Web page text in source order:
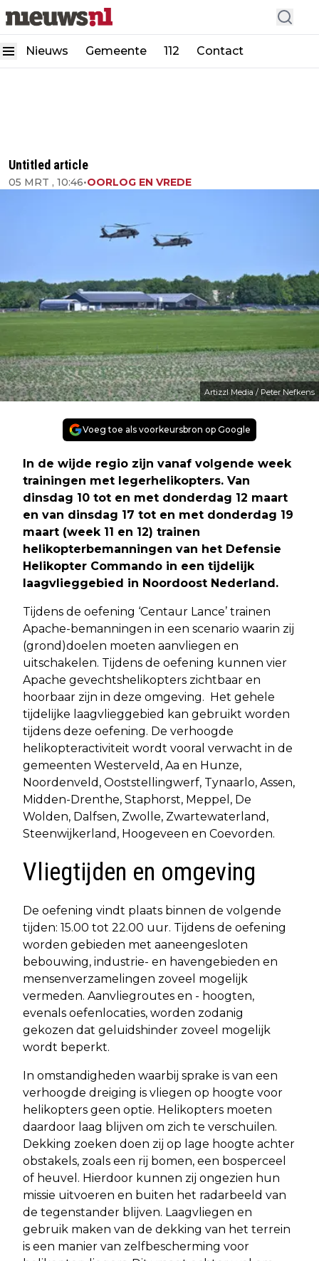
Nieuws Gemeente 112 Contact
Untitled article
05 MRT , 10:46•OORLOG EN VREDE
Artizzl Media / Peter Nefkens
Voeg toe als voorkeursbron op Google
In de wijde regio zijn vanaf volgende week
trainingen met legerhelikopters. Van
dinsdag 10 tot en met donderdag 12 maart
en van dinsdag 17 tot en met donderdag 19
maart (week 11 en 12) trainen
helikopterbemanningen van het Defensie
Helikopter Commando in een tijdelijk
laagvlieggebied in Noordoost Nederland.
Tijdens de oefening ‘Centaur Lance’ trainen
Apache-bemanningen in een scenario waarin zij
(grond)doelen moeten aanvliegen en
uitschakelen. Tijdens de oefening kunnen vier
Apache gevechtshelikopters zichtbaar en
hoorbaar zijn in deze omgeving. Het gehele
tijdelijke laagvlieggebied kan gebruikt worden
tijdens deze oefening. De verhoogde
helikopteractiviteit wordt vooral verwacht in de
gemeenten Westerveld, Aa en Hunze,
Noordenveld, Ooststellingwerf, Tynaarlo, Assen,
Midden-Drenthe, Staphorst, Meppel, De
Wolden, Dalfsen, Zwolle, Zwartewaterland,
Steenwijkerland, Hoogeveen en Coevorden.
Vliegtijden en omgeving
De oefening vindt plaats binnen de volgende
tijden: 15.00 tot 22.00 uur. Tijdens de oefening
worden gebieden met aaneengesloten
bebouwing, industrie- en havengebieden en
mensenverzamelingen zoveel mogelijk
vermeden. Aanvliegroutes en - hoogten,
evenals oefenlocaties, worden zodanig
gekozen dat geluidshinder zoveel mogelijk
wordt beperkt.
In omstandigheden waarbij sprake is van een
verhoogde dreiging is vliegen op hoogte voor
helikopters geen optie. Helikopters moeten
daardoor laag blijven om zich te verschuilen.
Dekking zoeken doen zij op lage hoogte achter
obstakels, zoals een rij bomen, een bosperceel
of heuvel. Hierdoor kunnen zij ongezien hun
missie uitvoeren en buiten het radarbeeld van
de tegenstander blijven. Laagvliegen en
gebruik maken van de dekking van het terrein
is een manier van zelfbescherming voor